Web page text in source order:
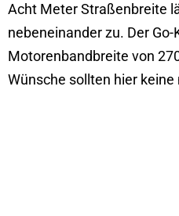
Acht Meter Straßenbreite
nebeneinander zu. Der
Motorenbandbreite von
Wünsche sollten hier